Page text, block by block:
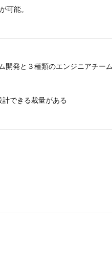
可能。
発と３種類のエンジニアチー
できる裁量がある